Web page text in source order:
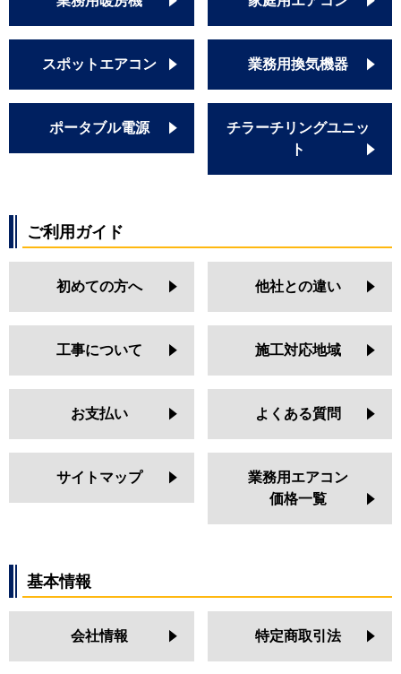
スポットエアコン 業務用換気機器
ポータブル電源
チラーチリングユニッ
ト
ご利用ガイド
初めての方へ 他社との違い
工事について 施工対応地域
お支払い よくある質問
サイトマップ
業務用エアコン
価格一覧
基本情報
会社情報 特定商取引法